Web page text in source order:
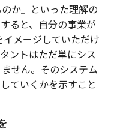
か』といった理解の
ると、自分の事業が
メージしていただけ
ントはただ単にシス
せん。そのシステム
ていくかを示すこと